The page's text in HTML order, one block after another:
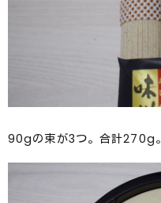
90gの束が3つ。合計270g。